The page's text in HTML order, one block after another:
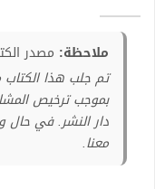
ملاحظة: مصدر
بموجب ترخيص
دار النشر. في حال
معنا.